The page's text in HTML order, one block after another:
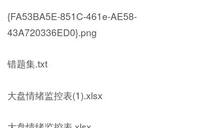
{FA53BA5E-851C-461e-AE58-
43A720336ED0}.png
错题集.txt
大盘情绪监控表(1).xlsx